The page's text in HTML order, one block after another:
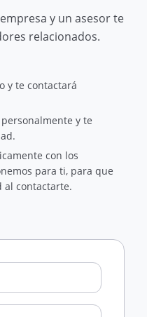
y un asesor te
relacionados.
y te contactará
y te
con los
para ti, para que
al contactarte.